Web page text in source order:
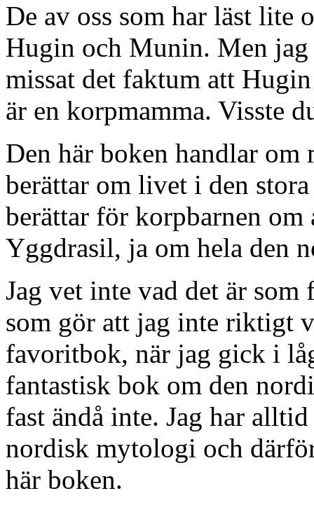
De av oss som har läst
Hugin och Munin. Men jag
missat det faktum att
är en korpmamma. Visste
Den här boken handlar om
berättar om livet i den
berättar för korpbarnen om
Yggdrasil, ja om hela den
Jag vet inte vad det är
som gör att jag inte riktigt
favoritbok, när jag gick i
fantastisk bok om den
fast ändå inte. Jag har
nordisk mytologi och
här boken.